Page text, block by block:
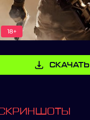
18+
СКАЧАТЬ